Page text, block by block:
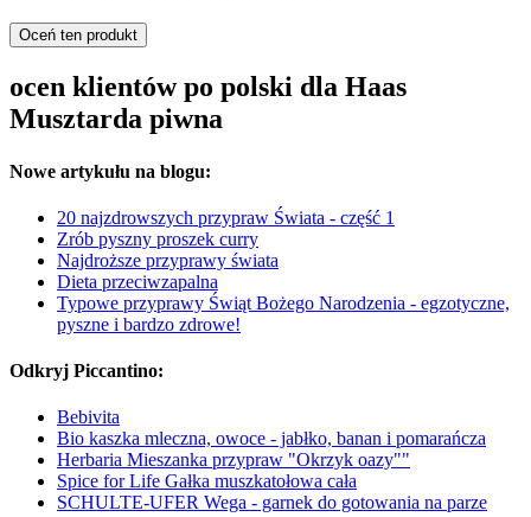
Oceń ten produkt
ocen klientów po polski dla Haas
Musztarda piwna
Nowe artykułu na blogu:
20 najzdrowszych przypraw Świata - część 1
Zrób pyszny proszek curry
Najdroższe przyprawy świata
Dieta przeciwzapalna
Typowe przyprawy Świąt Bożego Narodzenia - egzotyczne,
pyszne i bardzo zdrowe!
Odkryj Piccantino:
Bebivita
Bio kaszka mleczna, owoce - jabłko, banan i pomarańcza
Herbaria Mieszanka przypraw "Okrzyk oazy""
Spice for Life Gałka muszkatołowa cała
SCHULTE-UFER Wega - garnek do gotowania na parze